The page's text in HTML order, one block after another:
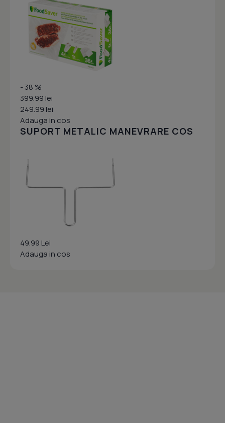
- 38 %
399.99 lei
249.99 lei
Adauga in cos
SUPORT METALIC MANEVRARE COS
49.99 Lei
Adauga in cos